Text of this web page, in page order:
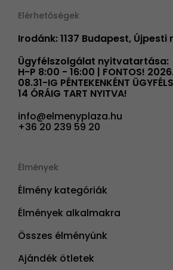
Elérhetőségek
Irodánk: 1137 Budapest,
Ügyfélszolgálat nyitvatartása:
H-P 8:00 - 16:00 | FONTOS!
08.31-IG PÉNTEKENKÉNT
14 ÓRÁIG TART NYITVA!
info@elmenyplaza.hu
+36 20 239 59 20
Élmények
Élmény kategóriák
Élmények alkalmakra
Összes élményünk
Ajándék ötletek